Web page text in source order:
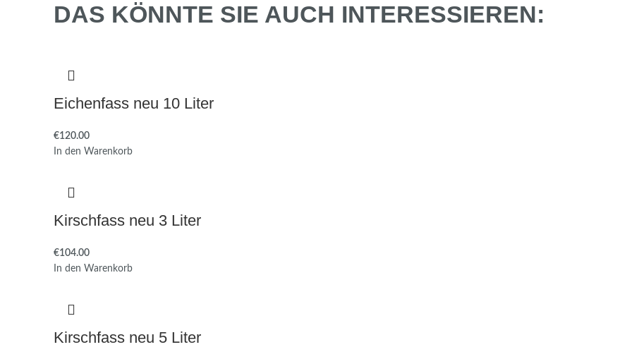
DAS KÖNNTE SIE AUCH INTERESSIEREN:
Eichenfass neu 10 Liter
€
In den Warenkorb
Kirschfass neu 3 Liter
€
In den Warenkorb
Kirschfass neu 5 Liter